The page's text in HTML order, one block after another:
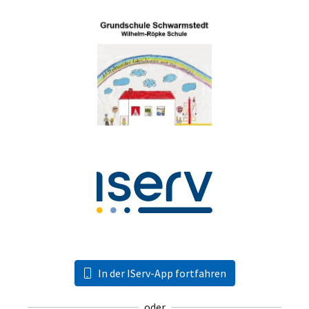
In der IServ-App fortfahren